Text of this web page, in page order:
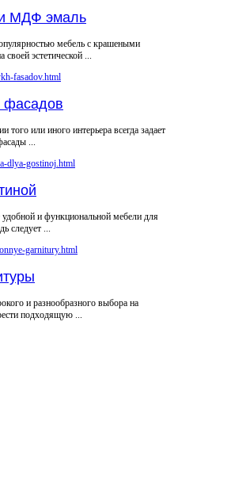
МДФ эмаль
мебель с крашеными
эстетической ...
фасадов
того или иного интерьера всегда задает
...
удобной и функциональной мебели для
следует ...
и разнообразного выбора на
подходящую ...